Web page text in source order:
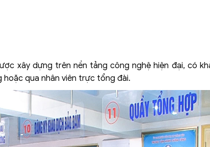
xây dựng trên nền tảng công nghệ hiện đại, có
hoặc qua nhân viên trực tổng đài.